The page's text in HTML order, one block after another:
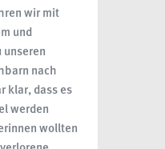
wir mit
und
unseren
nach
klar, dass es
werden
wollten